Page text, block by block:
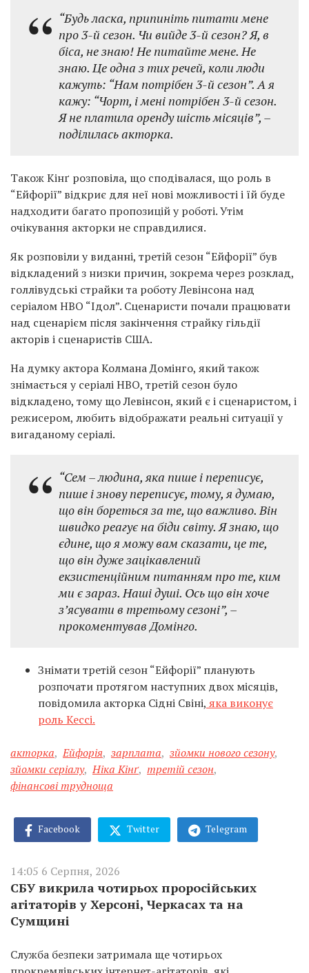
“Будь ласка, припиніть питати мене
про 3-й сезон. Чи вийде 3-й сезон? Я, в
біса, не знаю! Не питайте мене. Не
знаю. Це одна з тих речей, коли люди
кажуть: “Нам потрібен 3-й сезон”. А я
кажу: “Чорт, і мені потрібен 3-й сезон.
Я не платила оренду шість місяців”, –
поділилась акторка.
Також Кінґ розповіла, що сподівалася, що роль в
“Ейфорії” відкриє для неї нові можливості і їй буде
надходити багато пропозицій у роботі. Утім
очікування акторки не справдилися.
Як розповіли у виданні, третій сезон “Ейфорії” був
відкладений з низки причин, зокрема через розклад,
голлівудські страйки та роботу Левінсона над
серіалом HBO “Ідол”. Сценаристи почали працювати
над сценарієм після закінчення страйку гільдії
акторів і сценаристів США.
На думку актора Колмана Домінго, який також
знімається у серіалі НВО, третій сезон було
відкладено, тому що Левінсон, який є і сценаристом, і
режисером, любить відображати реальні ситуації у
вигаданому серіалі.
“Сем – людина, яка пише і переписує,
пише і знову переписує, тому, я думаю,
що він бореться за те, що важливо. Він
швидко реагує на біди світу. Я знаю, що
єдине, що я можу вам сказати, це те,
що він дуже зацікавлений
екзистенційним питанням про те, ким
ми є зараз. Наші душі. Ось що він хоче
з’ясувати в третьому сезоні”, –
прокоментував Домінго.
Знімати третій сезон “Ейфорії” планують
розпочати протягом наступних двох місяців,
повідомила акторка Сідні Свіні, яка виконує
роль Кессі.
акторка, Ейфорія, зарплата, зйомки нового сезону,
зйомки серіалу, Ніка Кінґ, третій сезон,
фінансові трудноща
Facebook Twitter Telegram
14:05 6 Серпня, 2026
СБУ викрила чотирьох проросійських
агітаторів у Херсоні, Черкасах та на
Сумщині
Служба безпеки затримала ще чотирьох